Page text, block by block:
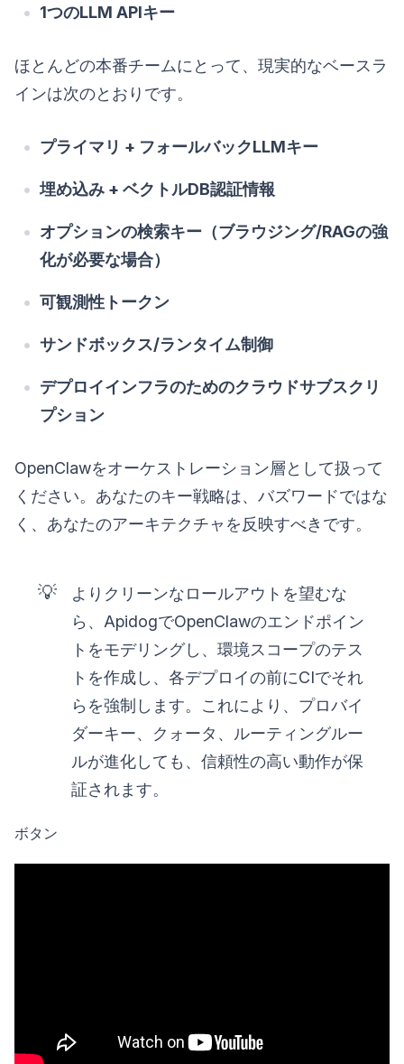
1つのLLM APIキー
ほとんどの本番チームにとって、現実的なベースラ
インは次のとおりです。
プライマリ + フォールバックLLMキー
埋め込み + ベクトルDB認証情報
オプションの検索キー（ブラウジング/RAGの強
化が必要な場合）
可観測性トークン
サンドボックス/ランタイム制御
デプロイインフラのためのクラウドサブスクリ
プション
OpenClawをオーケストレーション層として扱って
ください。あなたのキー戦略は、バズワードではな
く、あなたのアーキテクチャを反映すべきです。
💡
よりクリーンなロールアウトを望むな
ら、ApidogでOpenClawのエンドポイン
トをモデリングし、環境スコープのテス
トを作成し、各デプロイの前にCIでそれ
らを強制します。これにより、プロバイ
ダーキー、クォータ、ルーティングルー
ルが進化しても、信頼性の高い動作が保
証されます。
ボタン